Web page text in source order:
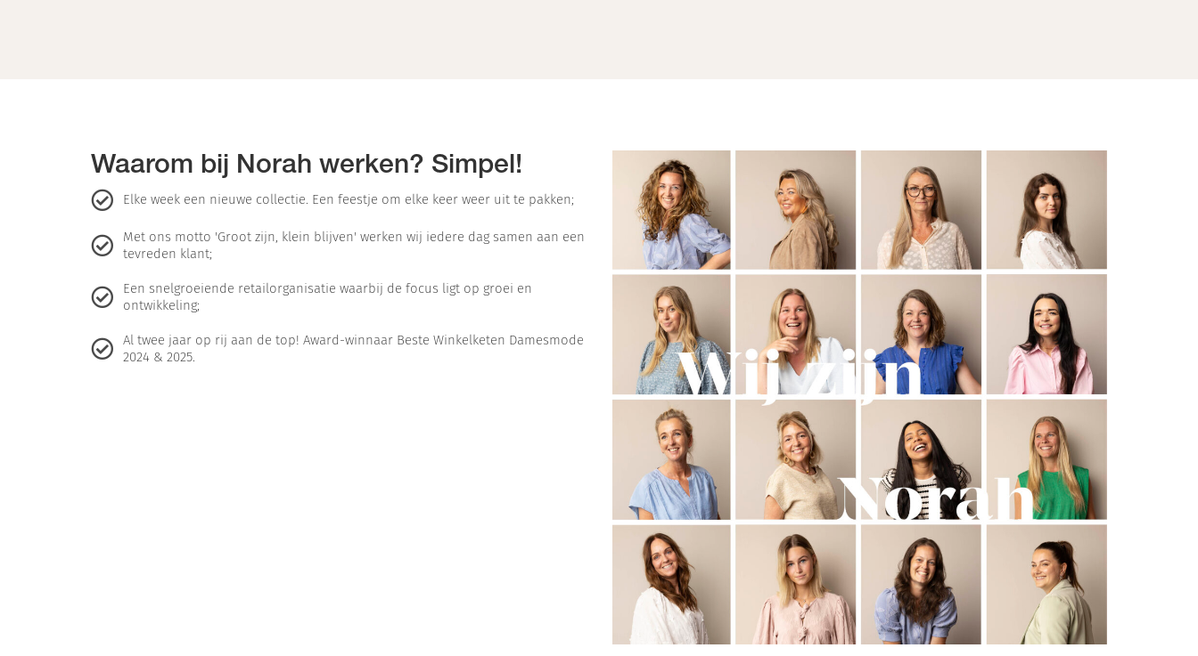
Waarom bij Norah werken? Simpel!
Elke week een nieuwe collectie. Een feestje om elke keer weer uit te pakken;
Met ons motto 'Groot zijn, klein blijven' werken wij iedere dag samen aan een
tevreden klant;
Een snelgroeiende retailorganisatie waarbij de focus ligt op groei en
ontwikkeling;
Al twee jaar op rij aan de top! Award-winnaar Beste Winkelketen Damesmode
2024 & 2025.